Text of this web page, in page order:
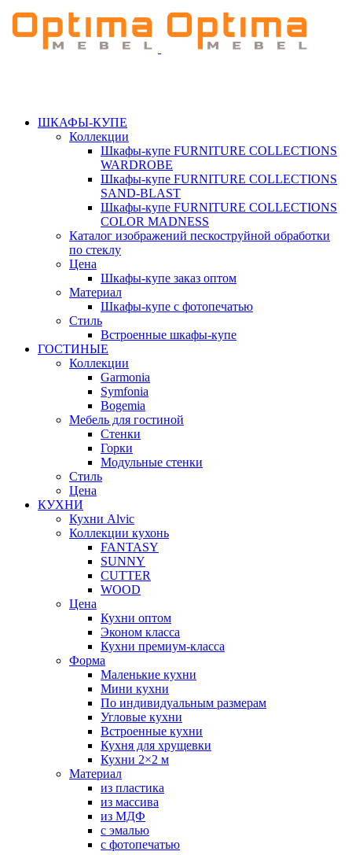
ШКАФЫ-КУПЕ
Коллекции
Шкафы-купе FURNITURE COLLECTIONS
WARDROBE
Шкафы-купе FURNITURE COLLECTIONS
SAND-BLAST
Шкафы-купе FURNITURE COLLECTIONS
COLOR MADNESS
Каталог изображений пескоструйной обработки
по стеклу
Цена
Шкафы-купе заказ оптом
Материал
Шкафы-купе с фотопечатью
Стиль
Встроенные шкафы-купе
ГОСТИНЫЕ
Коллекции
Garmonia
Symfonia
Bogemia
Мебель для гостиной
Стенки
Горки
Модульные стенки
Стиль
Цена
КУХНИ
Кухни Alvic
Коллекции кухонь
FANTASY
SUNNY
CUTTER
WOOD
Цена
Кухни оптом
Эконом класса
Кухни премиум-класса
Форма
Маленькие кухни
Мини кухни
По индивидуальным размерам
Угловые кухни
Встроенные кухни
Кухня для хрущевки
Кухни 2×2 м
Материал
из пластика
из массива
из МДФ
с эмалью
с фотопечатью